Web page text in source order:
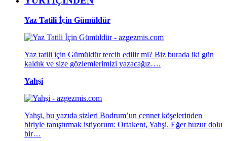
Yaz Tatili İçin Gümüldür
Yaz tatili için Gümüldür tercih edilir mi? Biz burada iki gün
kaldık ve size gözlemlerimizi yazacağız….
Yahşi
Yahşi, bu yazıda sizleri Bodrum’un cennet köşelerinden
biriyle tanıştırmak istiyorum: Ortakent, Yahşi. Eğer huzur dolu
bir…